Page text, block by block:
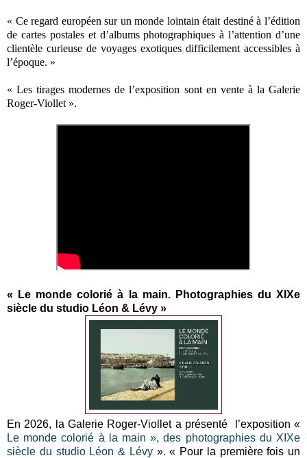
« Ce regard européen sur un monde lointain était destiné à l’édition
de cartes postales et d’albums photographiques à l’attention d’une
clientèle curieuse de voyages exotiques difficilement accessibles à
l’époque. »
« Les tirages modernes de l’exposition sont en vente à la Galerie
Roger-Viollet ».
« Le monde colorié à la main. Photographies du XIXe
siècle du studio Léon & Lévy »
En 2026, la Galerie Roger-Viollet a présenté l’exposition «
Le monde colorié à la main », des photographies du XIXe
siècle du studio Léon & Lévy». « Pour la première fois un